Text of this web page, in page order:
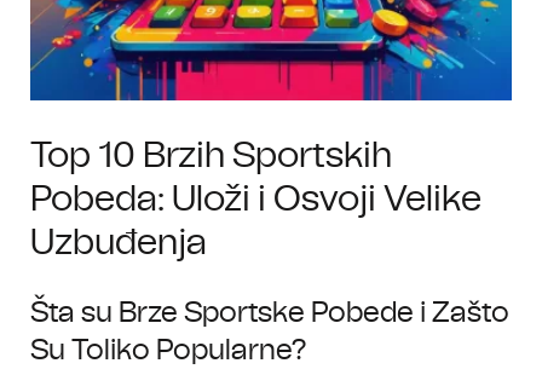
Top 10 Brzih Sportskih
Pobeda: Uloži i Osvoji Velike
Uzbuđenja
Šta su Brze Sportske Pobede i Zašto
Su Toliko Popularne?